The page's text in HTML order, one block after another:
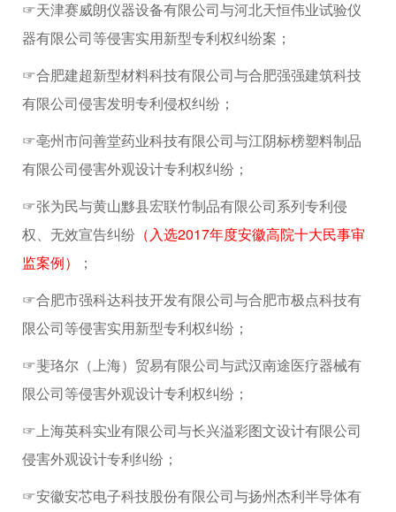
☞天津赛威朗仪器设备有限公司与河北天恒伟业试验仪
器有限公司等侵害实用新型专利权纠纷案；
☞合肥建超新型材料科技有限公司与合肥强强建筑科技
有限公司侵害发明专利侵权纠纷；
☞亳州市问善堂药业科技有限公司与江阴标榜塑料制品
有限公司侵害外观设计专利权纠纷；
☞张为民与黄山黟县宏联竹制品有限公司系列专利侵
权、无效宣告纠纷 （入选2017年度安徽高院十大民事审
监案例）
；
☞合肥市强科达科技开发有限公司与合肥市极点科技有
限公司等侵害实用新型专利权纠纷；
☞斐珞尔（上海）贸易有限公司与武汉南途医疗器械有
限公司等侵害外观设计专利权纠纷；
☞上海英科实业有限公司与长兴溢彩图文设计有限公司
侵害外观设计专利纠纷；
☞安徽安芯电子科技股份有限公司与扬州杰利半导体有